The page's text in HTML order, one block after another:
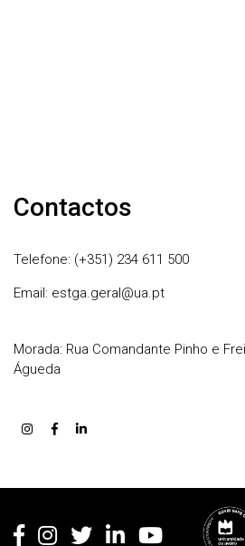
Contactos
Telefone: (+351) 234 611 500
Email: estga.geral@ua.pt
Morada: Rua Comandante Pinho e
Águeda